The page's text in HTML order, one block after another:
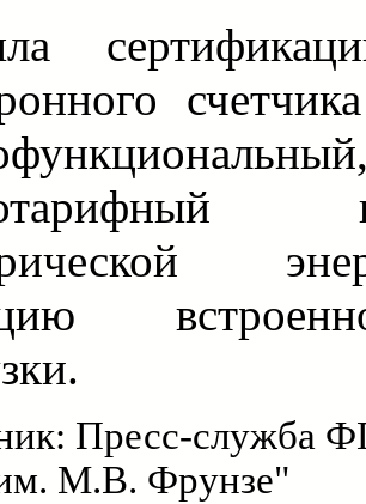
Пресс-служба
М.В. Фрунзе"